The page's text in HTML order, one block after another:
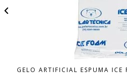
GELO ARTIFICIAL ESPUMA